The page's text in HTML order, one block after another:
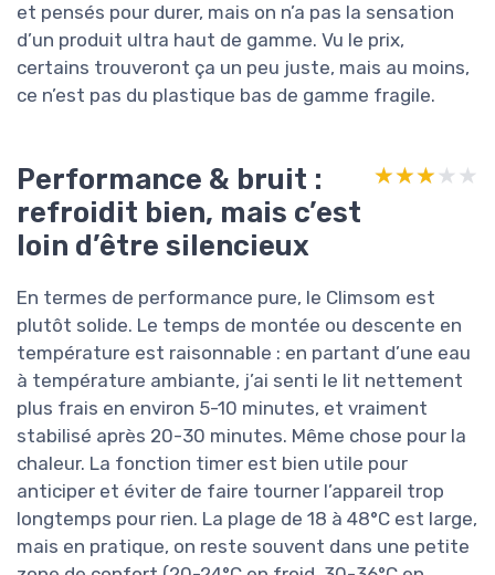
et pensés pour durer, mais on n’a pas la sensation
d’un produit ultra haut de gamme. Vu le prix,
certains trouveront ça un peu juste, mais au moins,
ce n’est pas du plastique bas de gamme fragile.
Performance & bruit :
refroidit bien, mais c’est
loin d’être silencieux
★★★★★
★★★★★
En termes de performance pure, le Climsom est
plutôt solide. Le temps de montée ou descente en
température est raisonnable : en partant d’une eau
à température ambiante, j’ai senti le lit nettement
plus frais en environ 5-10 minutes, et vraiment
stabilisé après 20-30 minutes. Même chose pour la
chaleur. La fonction timer est bien utile pour
anticiper et éviter de faire tourner l’appareil trop
longtemps pour rien. La plage de 18 à 48°C est large,
mais en pratique, on reste souvent dans une petite